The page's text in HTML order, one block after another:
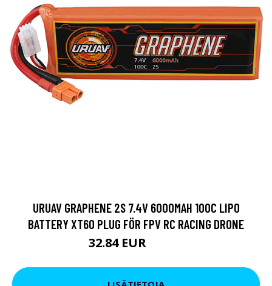
URUAV GRAPHENE 2S 7.4V 6000MAH 100C LIPO
BATTERY XT60 PLUG FÖR FPV RC RACING DRONE
32.84 EUR